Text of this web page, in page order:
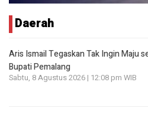
Daerah
Aris Ismail Tegaskan Tak Ingin Maju
Bupati Pemalang
Sabtu, 8 Agustus 2026 | 12:08 pm WIB